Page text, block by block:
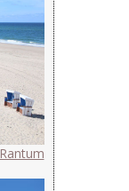
Rantum